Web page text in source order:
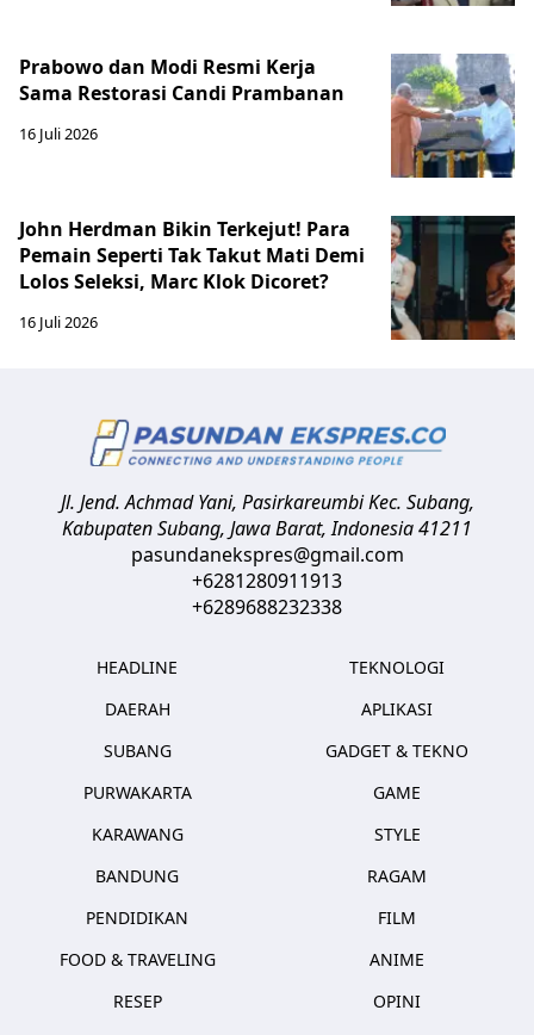
Prabowo dan Modi Resmi Kerja
Sama Restorasi Candi Prambanan
16 Juli 2026
John Herdman Bikin Terkejut! Para
Pemain Seperti Tak Takut Mati Demi
Lolos Seleksi, Marc Klok Dicoret?
16 Juli 2026
Jl. Jend. Achmad Yani, Pasirkareumbi Kec. Subang,
Kabupaten Subang, Jawa Barat,Indonesia41211
pasundanekspres@gmail.com
+6281280911913
+6289688232338
HEADLINE
DAERAH
SUBANG
PURWAKARTA
KARAWANG
BANDUNG
PENDIDIKAN
FOOD & TRAVELING
RESEP
TEKNOLOGI
APLIKASI
GADGET & TEKNO
GAME
STYLE
RAGAM
FILM
ANIME
OPINI